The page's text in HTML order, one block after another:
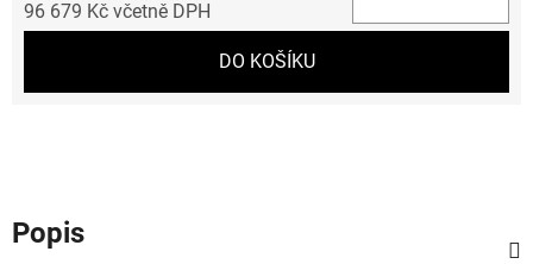
96 679 Kč včetně DPH
DO KOŠÍKU
Popis